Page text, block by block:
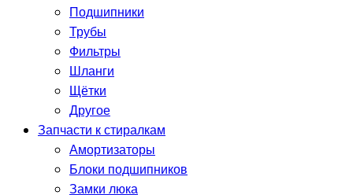
Подшипники
Трубы
Фильтры
Шланги
Щётки
Другое
Запчасти к стиралкам
Амортизаторы
Блоки подшипников
Замки люка